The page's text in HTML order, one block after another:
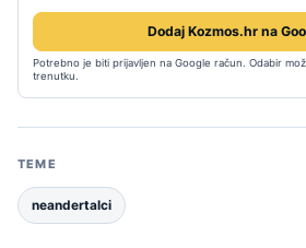
Dodaj Kozmos.hr na
Potrebno je biti prijavljen na Google račun. Odabir
trenutku.
TEME
neandertalci